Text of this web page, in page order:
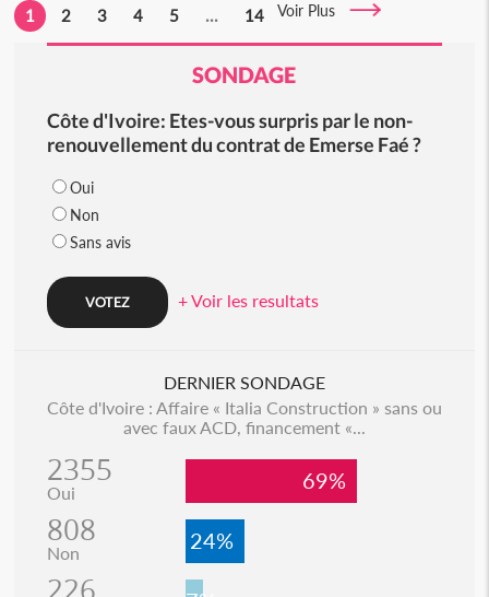
1 2 3 4 5 ... 14 Voir Plus
SONDAGE
Côte d'Ivoire: Etes-vous surpris par le non-
renouvellement du contrat de Emerse Faé ?
Oui
Non
Sans avis
+ Voir les resultats
DERNIER SONDAGE
Côte d'Ivoire : Affaire « Italia Construction » sans ou
avec faux ACD, financement «...
2355
Oui 69%
808
Non 24%